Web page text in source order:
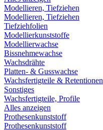
Modellieren, Tiefziehen
Modellieren, Tiefziehen
Tiefziehfolien
Modellierkunststoffe
Modellierwachse
Bissnehmewachse
Wachsdrähte
Platten- & Gusswachse
Wachsfertigteile & Retentionen
Sonstiges
Wachsfertigteile, Profile
Alles anzeigen
Prothesenkunststoff
Prothesenkunststoff